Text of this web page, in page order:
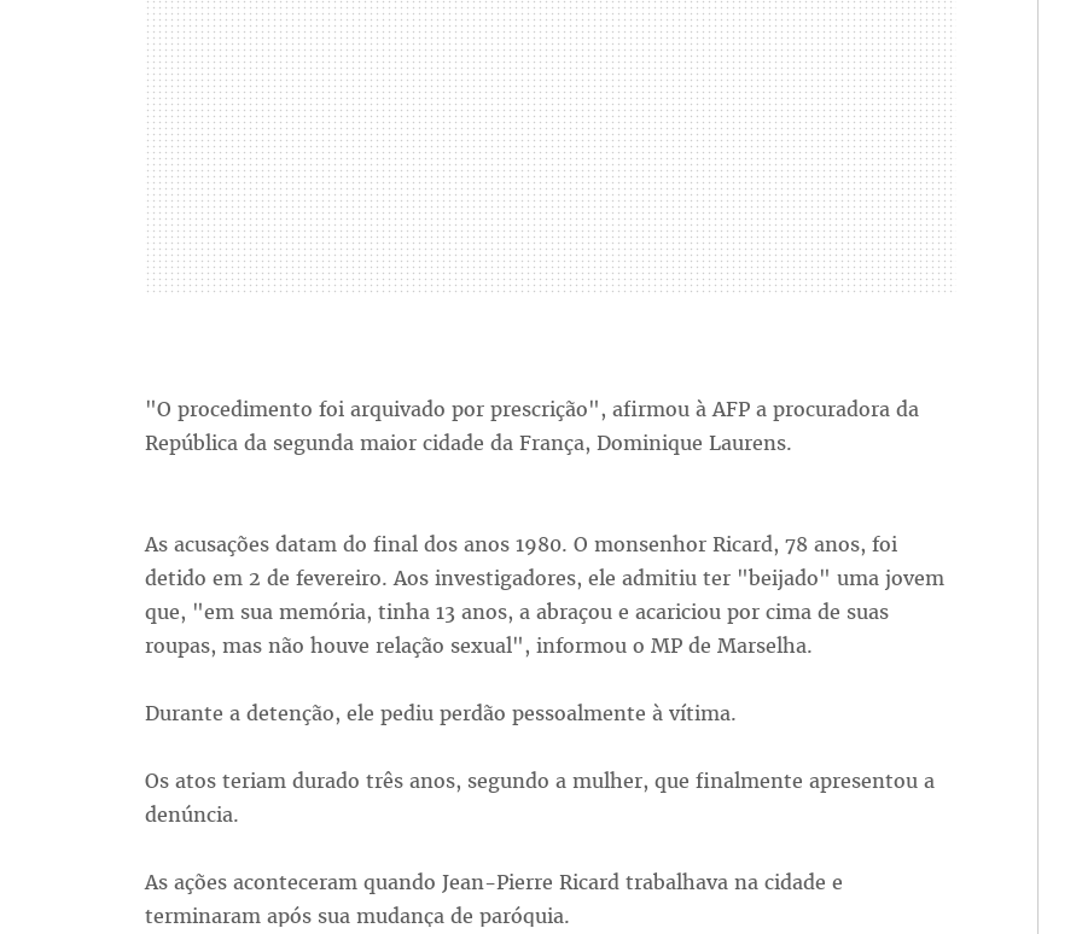
"O procedimento foi arquivado por prescrição", afirmou à AFP a procuradora da
República da segunda maior cidade da França, Dominique Laurens.
As acusações datam do final dos anos 1980. O monsenhor Ricard, 78 anos, foi
detido em 2 de fevereiro. Aos investigadores, ele admitiu ter "beijado" uma jovem
que, "em sua memória, tinha 13 anos, a abraçou e acariciou por cima de suas
roupas, mas não houve relação sexual", informou o MP de Marselha.
Durante a detenção, ele pediu perdão pessoalmente à vítima.
Os atos teriam durado três anos, segundo a mulher, que finalmente apresentou a
denúncia.
As ações aconteceram quando Jean-Pierre Ricard trabalhava na cidade e
terminaram após sua mudança de paróquia.